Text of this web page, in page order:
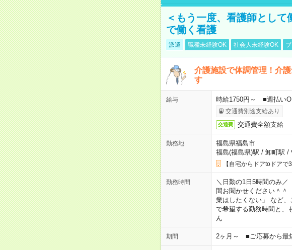
＜もう一度、看護師とし
で働く看護
派遣 職種未経験OK 社会人未経験OK
介護施設で体調管理！介
す
給与 時給1750円～ ■週払い
交通費別途支給あり
交通費 交通費全額支給
勤務地
福島県福島市
福島(福島県)駅 / 卸町駅 /
【自宅からドアtoドア
勤務時間
＼日勤の1日5時間のみ／
間お聞かせください＾＾
業はしたくない」 など
で希望する勤務時間と、
ん
期間 2ヶ月～ ■ご応募から最